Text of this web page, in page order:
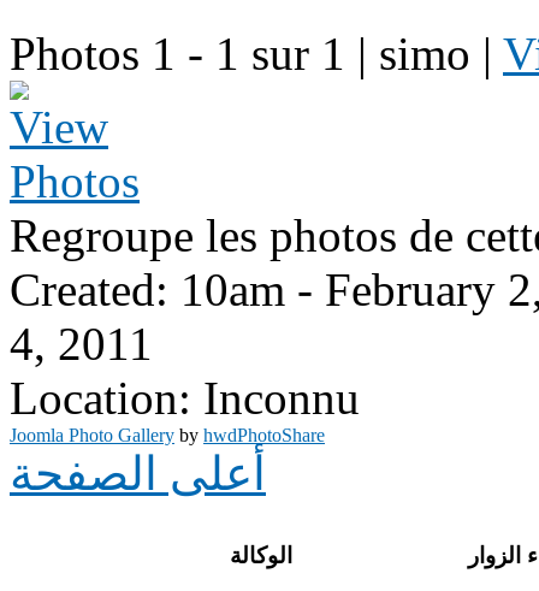
Photos 1 - 1 sur 1 | simo |
Regroupe les photos de
Created: 10am - February
4, 2011
Location: Inconnu
Joomla Photo Gallery by hwdPhotoShare
أعلى الصفحة
الوكالة الزوار